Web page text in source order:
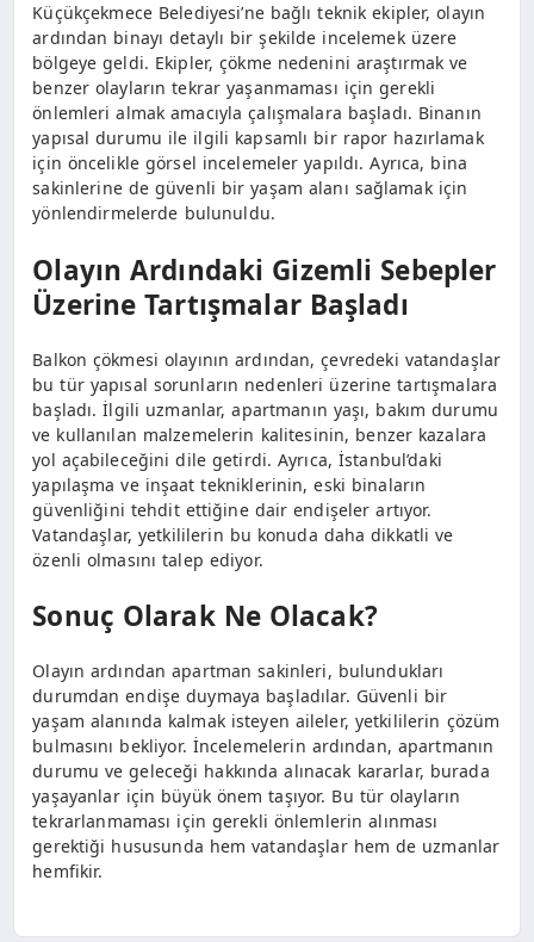
Küçükçekmece Belediyesi’ne bağlı teknik ekipler, olayın
ardından binayı detaylı bir şekilde incelemek üzere
bölgeye geldi. Ekipler, çökme nedenini araştırmak ve
benzer olayların tekrar yaşanmaması için gerekli
önlemleri almak amacıyla çalışmalara başladı. Binanın
yapısal durumu ile ilgili kapsamlı bir rapor hazırlamak
için öncelikle görsel incelemeler yapıldı. Ayrıca, bina
sakinlerine de güvenli bir yaşam alanı sağlamak için
yönlendirmelerde bulunuldu.
Olayın Ardındaki Gizemli Sebepler
Üzerine Tartışmalar Başladı
Balkon çökmesi olayının ardından, çevredeki vatandaşlar
bu tür yapısal sorunların nedenleri üzerine tartışmalara
başladı. İlgili uzmanlar, apartmanın yaşı, bakım durumu
ve kullanılan malzemelerin kalitesinin, benzer kazalara
yol açabileceğini dile getirdi. Ayrıca, İstanbul’daki
yapılaşma ve inşaat tekniklerinin, eski binaların
güvenliğini tehdit ettiğine dair endişeler artıyor.
Vatandaşlar, yetkililerin bu konuda daha dikkatli ve
özenli olmasını talep ediyor.
Sonuç Olarak Ne Olacak?
Olayın ardından apartman sakinleri, bulundukları
durumdan endişe duymaya başladılar. Güvenli bir
yaşam alanında kalmak isteyen aileler, yetkililerin çözüm
bulmasını bekliyor. İncelemelerin ardından, apartmanın
durumu ve geleceği hakkında alınacak kararlar, burada
yaşayanlar için büyük önem taşıyor. Bu tür olayların
tekrarlanmaması için gerekli önlemlerin alınması
gerektiği hususunda hem vatandaşlar hem de uzmanlar
hemfikir.